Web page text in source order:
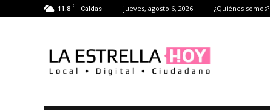
11.8 C Caldas jueves, agosto 6, 2026 ¿Quiénes somos?
Estrella
Hoy
|
de